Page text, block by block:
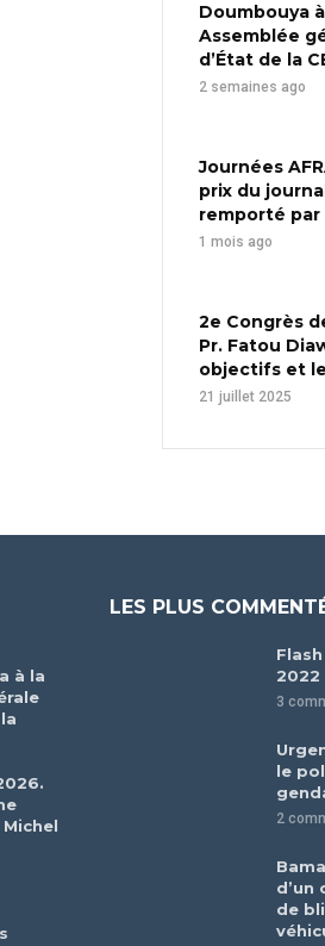
Doumbouya
Assemblée
d’État de la
2 semaines ago
Journées
prix du
remporté par
1 mois ago
2e Congrès
Pr. Fatou
objectifs et
21 juillet 2025
à la
LES PLUS
2022
3
le
2
d’un
de